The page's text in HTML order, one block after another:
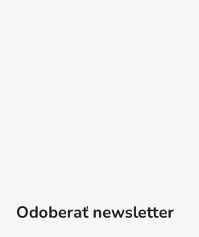
Odoberať newsletter